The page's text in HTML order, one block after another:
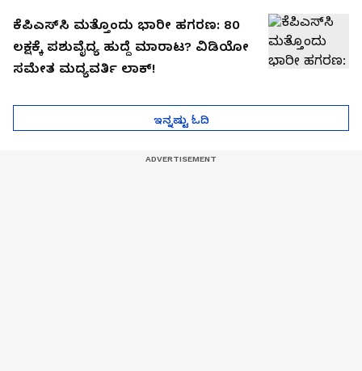
ಕೆಪಿಎಸ್‌ಸಿ ಮತ್ತೊಂದು ಭಾರೀ ಹಗರಣ: ₹80
ಲಕ್ಷಕ್ಕೆ ಪಶುವೈದ್ಯ ಹುದ್ದೆ ಮಾರಾಟ? ವಿಡಿಯೋ
ಸಮೇತ ಮದ್ಯವರ್ತಿ ಲಾಕ್!
ಇನ್ನಷ್ಟು ಓದಿ